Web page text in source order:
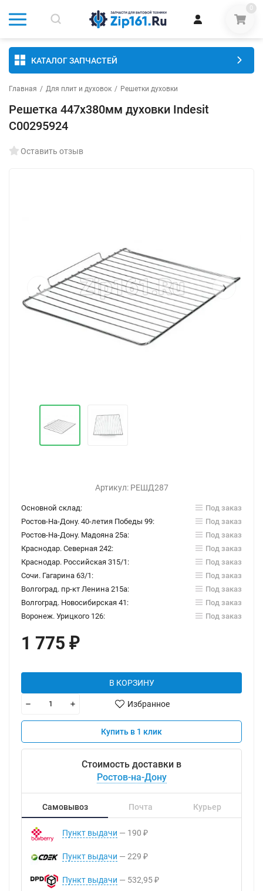
0
КАТАЛОГ ЗАПЧАСТЕЙ
Главная / Для плит и духовок / Решетки духовки
Решетка 447x380мм духовки Indesit
C00295924
Оставить отзыв
‹ ›
Артикул: РЕШД287
Основной склад:
Под заказ
Ростов-На-Дону. 40-летия Победы 99:
Под заказ
Ростов-На-Дону. Мадояна 25а:
Под заказ
Краснодар. Северная 242:
Под заказ
Краснодар. Российская 315/1:
Под заказ
Сочи. Гагарина 63/1:
Под заказ
Волгоград. пр-кт Ленина 215а:
Под заказ
Волгоград. Новосибирская 41:
Под заказ
Воронеж. Урицкого 126:
Под заказ
1 775 ₽
В КОРЗИНУ
Избранное
Купить в 1 клик
Стоимость доставки в
Ростов-на-Дону
Самовывоз Почта Курьер
Пункт выдачи 190 ₽
Пункт выдачи 229 ₽
Пункт выдачи 532,95 ₽